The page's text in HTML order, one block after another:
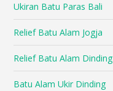
Ukiran Batu Paras Bali
Relief Batu Alam Jogja
Relief Batu Alam Dinding
Batu Alam Ukir Dinding